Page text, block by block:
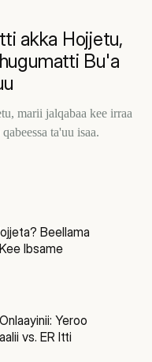
akka Hojjetu,
Bu'a
marii jalqabaa kee irraa
ta'uu isaa.
Beellama
Ibsame
Yeroo
vs. ER Itti